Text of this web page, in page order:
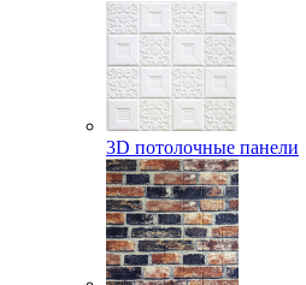
3D потолочные панели